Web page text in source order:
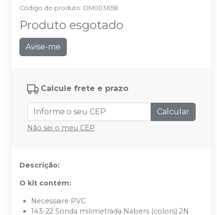
Código do produto: DM003658
Produto esgotado
Avise-me
Calcule frete e prazo
Calcular
Não sei o meu CEP
Descrição:
O kit contém:
Necessaire PVC
143-22 Sonda milimetrada Nabers (colors) 2N